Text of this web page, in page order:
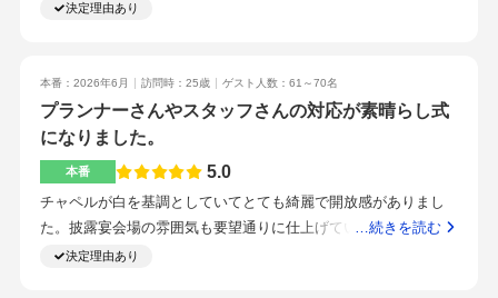
タッフが協力してくれて、相談して良かったと思いました。バ
ること。チャペルが綺麗であること。交通アクセスが良いとこ
ろ。プランナーさんを含め、スタッフの心遣いに感動したの
と、式場の綺麗さが一番の決めてです。細かな要望にも丁寧に
対応してくれて、理想の結婚式に近づけられるようにアドバイ
スもしてくれて助かりました。
演出があり良かった。料理ドリンク前撮りオマール海老、ミモ
ださり助かりましたプランナーさんは物腰が柔らかく話しやす
い雰囲気がある料理が本格的で美味しいスイーツビュッフェが
できるビュッフェの種類を決められるスイーツが美味しい準備
するものは挙式日まで余裕を持って準備し始めることやりたい
ことを金額で妥協しないこと料理のおいしさ、レパートリー式
場から駅までの距離料理が非常に美味しかったスイーツが美味
しかった
決定理由あり
本番：2026年6月 訪問時：25歳 ゲスト人数：61～70名
プランナーさんやスタッフさんの対応が素晴らし式
になりました。
本番 5.0
チャペルが白を基調としていてとても綺麗で開放感がありまし
た。披露宴会場の雰囲気も要望通りに仕上げていただきとても
満足しています。駅から徒歩5分以内でアクセス最高でした。結
…続きを読む
決定理由あり